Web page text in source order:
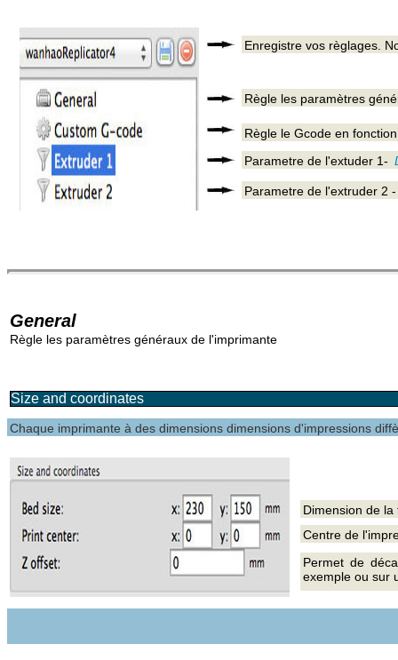
General
Règle les paramètres généraux de l'imprimante
Size and coordinates
Permet de
exemple ou sur
Centre de
Dimension de
Chaque imprimante à des dimensions dimensions d'impressions
Parametre de l'extruder 2
Parametre de l'extuder 1-
Règle le Gcode en
Enregistre vos règlages.
Règle les paramètres